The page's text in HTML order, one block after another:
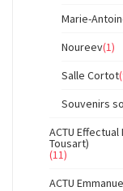
Marie-
Noureev(1)
Salle Cortot
Souvenirs
ACTU
Tousart)
(11)
ACTU